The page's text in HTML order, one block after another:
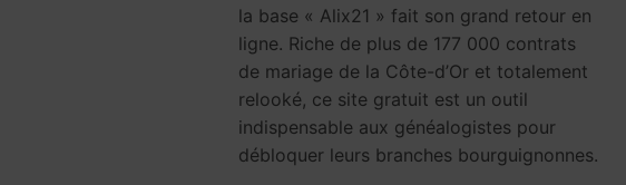
la base « Alix21 » fait son grand retour en
ligne. Riche de plus de 177 000 contrats
de mariage de la Côte-d’Or et totalement
relooké, ce site gratuit est un outil
indispensable aux généalogistes pour
débloquer leurs branches bourguignonnes.